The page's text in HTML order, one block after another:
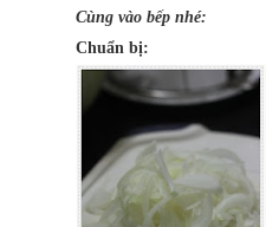
Cùng vào bếp nhé:
Chuẩn bị: